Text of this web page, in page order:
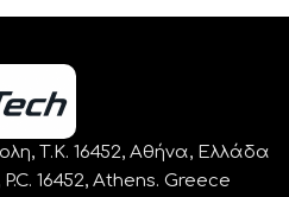
Τ.Κ. 16452, Αθήνα, Ελλάδα
16452, Athens. Greece